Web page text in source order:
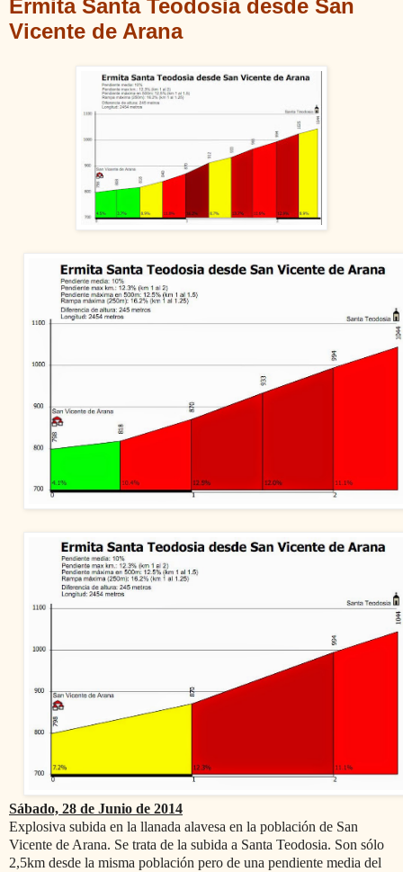
Ermita Santa Teodosia desde San
Vicente de Arana
Sábado, 28 de Junio de 2014
Explosiva subida en la llanada alavesa en la población de San
Vicente de Arana. Se trata de la subida a Santa Teodosia. Son sólo
2,5km desde la misma población pero de una pendiente media del